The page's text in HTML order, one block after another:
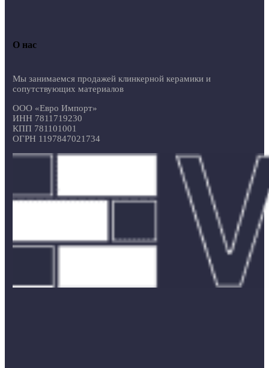
О нас
Мы занимаемся продажей клинкерной керамики и
сопутствующих материалов
ООО «Евро Импорт»
ИНН 7811719230
КПП 781101001
ОГРН 1197847021734